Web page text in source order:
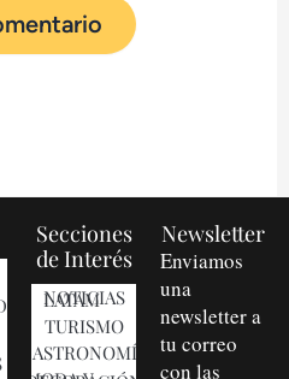
Secciones
de Interés
NOTICIAS LATAM
TURISMO
GASTRONOMÍA
Newsletter
Enviamos
una
newsletter a
tu correo
con las